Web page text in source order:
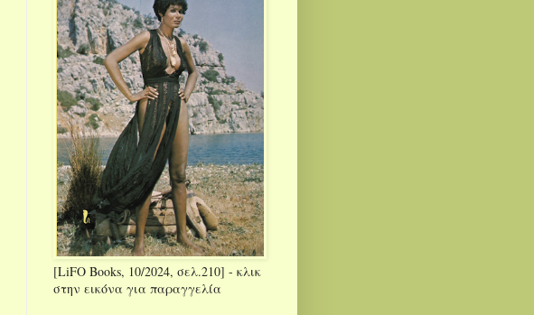
[LiFO Books, 10/2024, σελ.210] - κλικ
στην εικόνα για παραγγελία